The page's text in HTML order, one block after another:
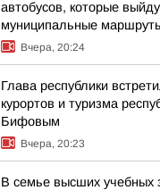
автобусов, которые
муниципальные
Вчера, 20:24
Глава республики
курортов и туризма
Бифовым
Вчера, 20:23
В семье высших учебных